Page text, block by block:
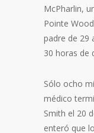
McPharlin,
Pointe
padre de 29
30 horas de
Sólo ocho
médico
Smith el 20
enteró que